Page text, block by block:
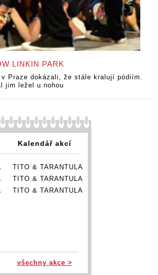
LINKIN PARK
Praze dokázali, že stále kralují pódiím.
jim ležel u nohou
Kalendář akcí
TITO & TARANTULA
TITO & TARANTULA
TITO & TARANTULA
všechny akce >